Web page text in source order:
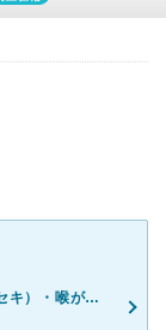
発熱・頭が痛い・胃痛・腹痛・だるい・咳（セキ）・喉が痛い・吐き気・嘔吐・食欲不振・体調不良・急性の下痢